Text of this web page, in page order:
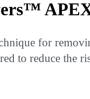
APEX
for
to reduce